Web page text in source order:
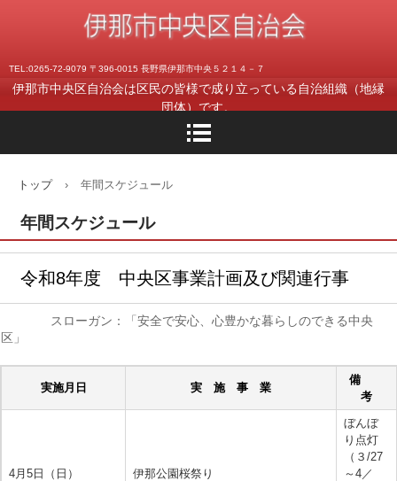
伊那市中央区自治会は区民の皆様で成り立っている自治組織（地縁
団体）です。
TEL:0265-72-9079 〒396-0015 長野県伊那市中央５２１４－７
トップ › 年間スケジュール
年間スケジュール
令和8年度 中央区事業計画及び関連行事
スローガン：「安全で安心、心豊かな暮らしのできる中央
区」
実施月日 実 施 事 業
備
考
4月5日（日） 伊那公園桜祭り
ぼんぼ
り点灯
（３/27
～4／